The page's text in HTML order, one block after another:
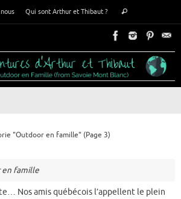
Qui sont Arthur et Thibaut ?
:
Rechercher
"Outdoor en famille"(Page 3)
famille
Nos amis québécois l’appellent le plein